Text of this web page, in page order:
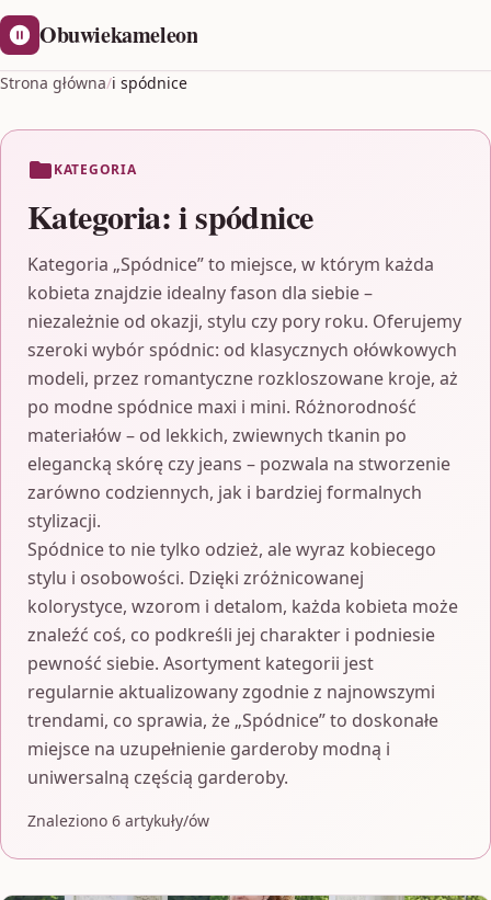
Obuwiekameleon
Strona główna/i spódnice
KATEGORIA
Kategoria:i spódnice
Kategoria „Spódnice” to miejsce, w którym każda
kobieta znajdzie idealny fason dla siebie –
niezależnie od okazji, stylu czy pory roku. Oferujemy
szeroki wybór spódnic: od klasycznych ołówkowych
modeli, przez romantyczne rozkloszowane kroje, aż
po modne spódnice maxi i mini. Różnorodność
materiałów – od lekkich, zwiewnych tkanin po
elegancką skórę czy jeans – pozwala na stworzenie
zarówno codziennych, jak i bardziej formalnych
stylizacji.
Spódnice to nie tylko odzież, ale wyraz kobiecego
stylu i osobowości. Dzięki zróżnicowanej
kolorystyce, wzorom i detalom, każda kobieta może
znaleźć coś, co podkreśli jej charakter i podniesie
pewność siebie. Asortyment kategorii jest
regularnie aktualizowany zgodnie z najnowszymi
trendami, co sprawia, że „Spódnice” to doskonałe
miejsce na uzupełnienie garderoby modną i
uniwersalną częścią garderoby.
Znaleziono 6 artykuły/ów